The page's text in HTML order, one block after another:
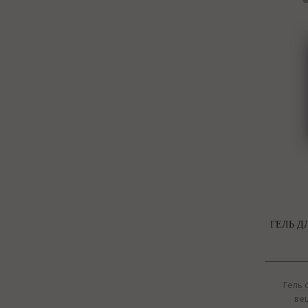
ГЕЛЬ
Гель